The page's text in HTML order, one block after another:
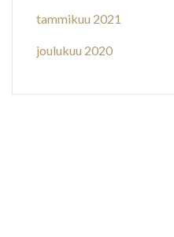
tammikuu 2021
joulukuu 2020